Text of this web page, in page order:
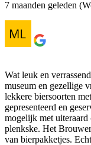
7 maanden geleden
Wat leuk en
museum en gezellige
lekkere biersoorten
gepresenteerd en
mogelijk met uiteraard
plenkske. Het
van bierpakketjes.